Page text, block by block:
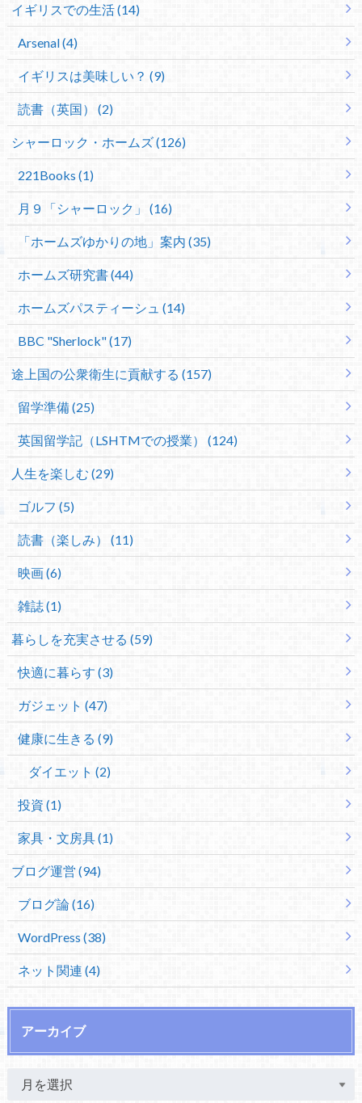
イギリスでの生活 (14)
Arsenal (4)
イギリスは美味しい？ (9)
読書（英国） (2)
シャーロック・ホームズ (126)
221Books (1)
月９「シャーロック」 (16)
「ホームズゆかりの地」案内 (35)
ホームズ研究書 (44)
ホームズパスティーシュ (14)
BBC "Sherlock" (17)
途上国の公衆衛生に貢献する (157)
留学準備 (25)
英国留学記（LSHTMでの授業） (124)
人生を楽しむ (29)
ゴルフ (5)
読書（楽しみ） (11)
映画 (6)
雑誌 (1)
暮らしを充実させる (59)
快適に暮らす (3)
ガジェット (47)
健康に生きる (9)
ダイエット (2)
投資 (1)
家具・文房具 (1)
ブログ運営 (94)
ブログ論 (16)
WordPress (38)
ネット関連 (4)
アーカイブ